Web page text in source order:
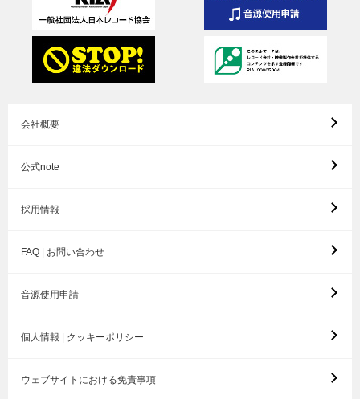
会社概要
公式note
採用情報
FAQ | お問い合わせ
音源使用申請
個人情報 | クッキーポリシー
ウェブサイトにおける免責事項